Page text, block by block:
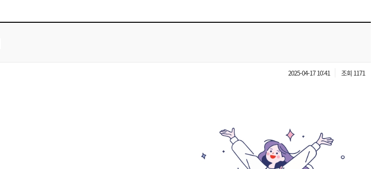
2025-04-17 10:41 조회 1171